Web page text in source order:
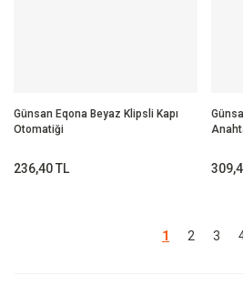
Günsan Eqona Beyaz Klipsli Kapı
Otomatiği
236,40 TL
1 2 3